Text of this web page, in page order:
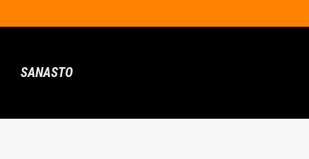
SANASTO